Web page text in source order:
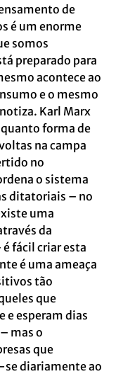
de
é um enorme
somos
preparado para
acontece ao
e o mesmo
Karl Marx
forma de
na campa
no
o sistema
ditatoriais – no
uma
da
fácil criar esta
é uma ameaça
tão
que
e esperam dias
mas o
que
diariamente ao